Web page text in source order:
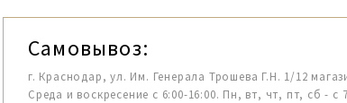
Самовывоз:
г. Краснодар, ул. Им. Генерала Трошева Г.Н. 1/12
Среда и воскресение с 6:00-16:00. Пн, вт, чт, пт, сб - с